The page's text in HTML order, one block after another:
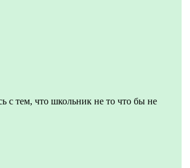
с тем, что школьник не то что бы не